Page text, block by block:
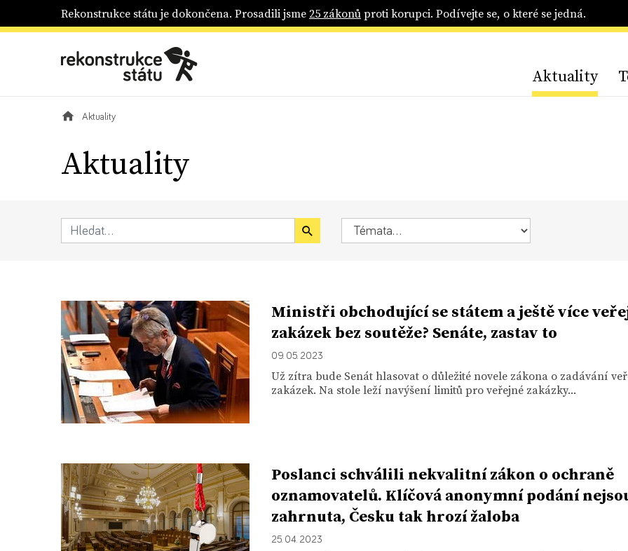
Rekonstrukce státu je dokončena. Prosadili jsme25 zákonůproti korupci. Podívejte se, o které se jedná.
Aktuality
Aktuality
Aktuality
Ministři obchodující se státem a ještě více
zakázek bez soutěže? Senáte, zastav to
09. 05. 2023
Už zítra bude Senát hlasovat o důležité novele zákona o zadávání
zakázek. Na stole leží navýšení limitů pro veřejné zakázky...
Poslanci schválili nekvalitní zákon o ochraně
oznamovatelů. Klíčová anonymní podání
zahrnuta, Česku tak hrozí žaloba
25. 04. 2023